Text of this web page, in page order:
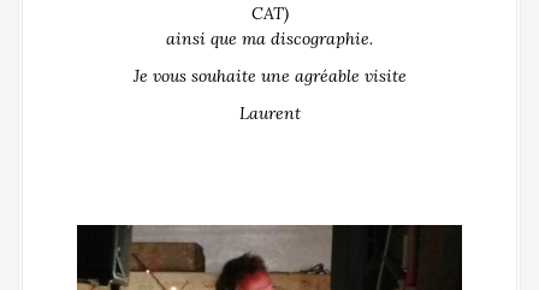
CAT)
ainsi que ma discographie.
Je vous souhaite une agréable visite
Laurent